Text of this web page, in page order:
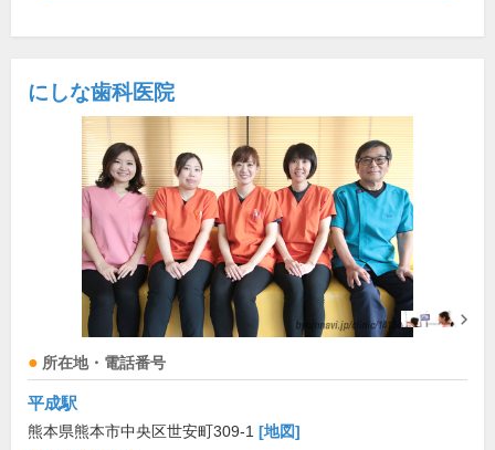
にしな歯科医院
所在地・電話番号
平成駅
熊本県熊本市中央区世安町309-1 [地図]